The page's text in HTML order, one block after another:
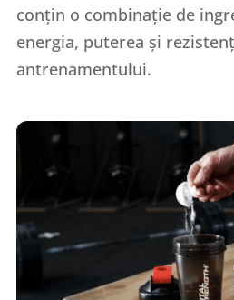
conțin o combinație de
energia, puterea și
antrenamentului.